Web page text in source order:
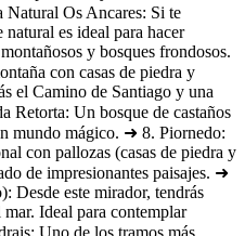
Natural Os Ancares: Si te
natural es ideal para hacer
y bosques frondosos.
con casas de piedra y
el Camino de Santiago y una
Retorta: Un bosque de castaños
mundo mágico. ➜ 8. Piornedo:
con pallozas (casas de piedra y
de impresionantes paisajes. ➜
Desde este mirador, tendrás
Ideal para contemplar